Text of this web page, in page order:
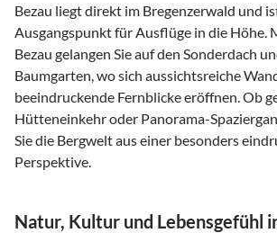
Bezau liegt direkt im Bregenzerwald und
Ausgangspunkt für Ausflüge in die Höhe.
Bezau gelangen Sie auf den Sonderdach
Baumgarten, wo sich aussichtsreiche
beeindruckende Fernblicke eröffnen. Ob
Hütteneinkehr oder Panorama-
Sie die Bergwelt aus einer besonders
Perspektive.
Natur, Kultur und Lebensgefühl